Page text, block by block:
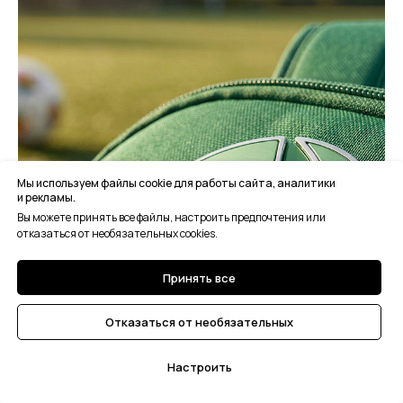
Мы используем файлы cookie для работы сайта, аналитики
и рекламы.
Вы можете принять все файлы, настроить предпочтения или
отказаться от необязательных cookies.
Принять все
Отказаться от необязательных
Настроить